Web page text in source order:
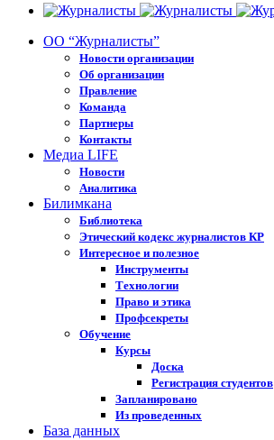
ОО “Журналисты”
Новости организации
Об организации
Правление
Команда
Партнеры
Контакты
Медиа LIFE
Новости
Аналитика
Билимкана
Библиотека
Этический кодекс журналистов КР
Интересное и полезное
Инструменты
Технологии
Право и этика
Профсекреты
Обучение
Курсы
Доска
Регистрация студентов
Запланировано
Из проведенных
База данных